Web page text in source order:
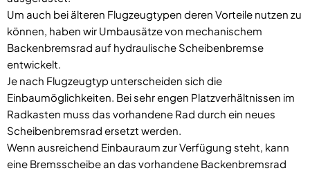
Um auch bei älteren Flugzeugtypen deren Vorteile nutzen zu
können, haben wir Umbausätze von mechanischem
Backenbremsrad auf hydraulische Scheibenbremse
entwickelt.
Je nach Flugzeugtyp unterscheiden sich die
Einbaumöglichkeiten. Bei sehr engen Platzverhältnissen im
Radkasten muss das vorhandene Rad durch ein neues
Scheibenbremsrad ersetzt werden.
Wenn ausreichend Einbauraum zur Verfügung steht, kann
eine Bremsscheibe an das vorhandene Backenbremsrad